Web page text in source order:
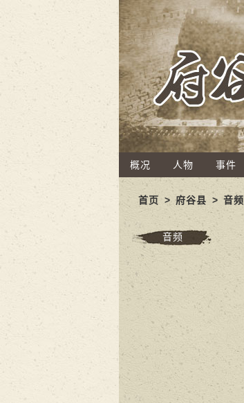
概况 人物 事件
首页 >府谷县 > 音频
音频